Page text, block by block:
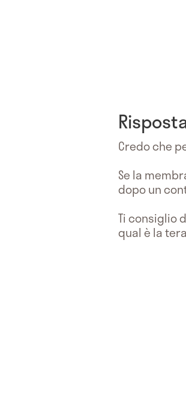
Credo che
Se la
dopo un
Ti consiglio
qual è la